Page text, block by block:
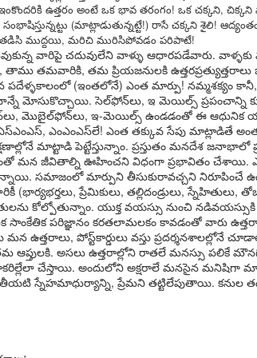
ఉత్తరం అంటే ఒక భావ తరంగం! ఒక చక్కని,
(మాట్లాడుతున్నట్టే!) రాసే చక్కని శైలి!
ముద్దయి, మరిచి మురిసిపోవడం పరిపాటే!
వారిపై చదువులేని వాళ్ళు ఆధారపడేవారు.
తమవారికి, తమ ప్రియజనులకి
పదేళ్ళకాలంలో (ఇంతలోనే) ఎంత మార్పు! నమ్మశక్యం
మోసుకొచ్చాయి. సెల్‌ఫోన్‌లు, ఇ మెయిల్స్‌ ప్రపంచాన్ని
మొబైల్‌ఫోన్‌లు, ఇ-మెయిల్స్‌ ఉండడంతో ఈ ఆధునిక
ఎంఎంఎస్‌లే! ఎంత తక్కువ సేపు మాట్లాడితే
మాట్టాడి పెట్టేస్తున్నాం. ప్రస్తుతం మనదేశ జనాభాలో
మన జీవితాల్ని ఊహించని విధంగా ప్రభావితం చేశాయి.
సమాజంలో మార్పుని తీసుకురావచ్చని నిరూపించే
ప్రేమికులు, తల్లిదండ్రులు,
కోల్పోతున్నాం. యుక్త వయస్సు నుంచి
సాంకేతిక పరిజ్ఞానం కరతలామలకం కావడంతో వారు
ఉత్తరాలు, పోస్ట్‌కార్డులు వస్తు ప్రదర్శనశాలల్లోనే
తమ ఆప్తులకి. అసలు ఉత్తరాల్లోని రాతలే మనస్సు పలికే
చేస్తాయి. అందులోని అక్షరాలే మనసైన మనిషిగా
తీయటి స్నేహమాధుర్యాన్ని, ప్రేమని తట్టిలేపుతాయి.
when striving to become proficient
in a foreign language. Biased
judgments and the fear of making
mistakes can be paralyzing,
inhibiting our progress and
confidence.
జీవావ‌ర‌ణం,
ప‌రిర‌క్ష‌ణ‌కై
చేస్తోంది.
The power of stories
We all love stories irrespective of our age, race,
culture making 'Stories' the integral part of our
and all aspects of our life.
creative stories is an art in itself. They capture
senses: sight, hearing, touch, smell and taste to the
world and transcend you to the alien land. The
are known to each and every household in India.
from a friend, sharing that one of the students from
because he was stamped as unfit to write &
pondered. That state of mind, made me to go and
find out the number of children committing suicide